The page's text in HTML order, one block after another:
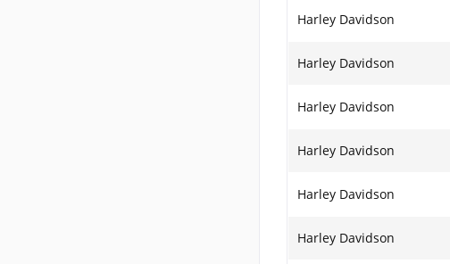
Harley Davidson
Harley Davidson
Harley Davidson
Harley Davidson
Harley Davidson
Harley Davidson